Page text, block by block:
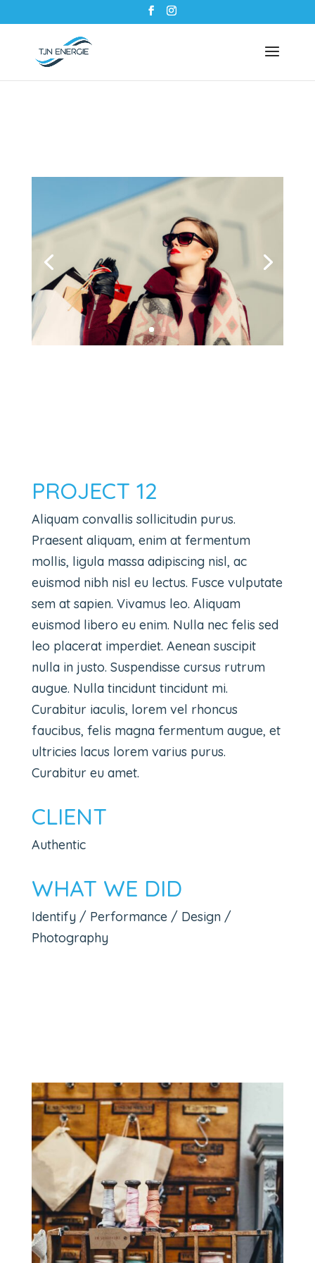
PROJECT 12
Aliquam convallis sollicitudin purus.
Praesent aliquam, enim at fermentum
mollis, ligula massa adipiscing nisl, ac
euismod nibh nisl eu lectus. Fusce vulputate
sem at sapien. Vivamus leo. Aliquam
euismod libero eu enim. Nulla nec felis sed
leo placerat imperdiet. Aenean suscipit
nulla in justo. Suspendisse cursus rutrum
augue. Nulla tincidunt tincidunt mi.
Curabitur iaculis, lorem vel rhoncus
faucibus, felis magna fermentum augue, et
ultricies lacus lorem varius purus.
Curabitur eu amet.
CLIENT
Authentic
WHAT WE DID
Identify / Performance / Design /
Photography